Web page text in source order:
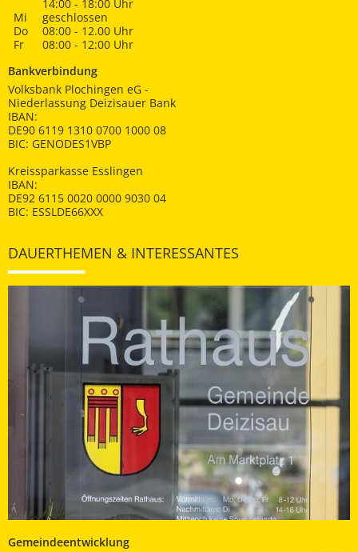
14:00 - 18:00 Uhr
Mi
geschlossen
Do
08:00 - 12.00 Uhr
Fr
08:00 - 12:00 Uhr
Bankverbindung
Volksbank Plochingen eG -
Niederlassung Deizisauer Bank
IBAN:
DE90 6119 1310 0700 1000 08
BIC: GENODES1VBP
Kreissparkasse Esslingen
IBAN:
DE92 6115 0020 0000 9030 04
BIC: ESSLDE66XXX
DAUERTHEMEN & INTERESSANTES
Gemeindeentwicklung